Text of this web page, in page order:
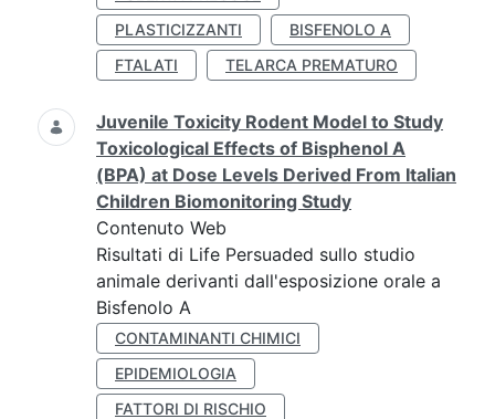
PLASTICIZZANTI
BISFENOLO A
FTALATI
TELARCA PREMATURO
Juvenile Toxicity Rodent Model to Study
Toxicological Effects of Bisphenol A
(BPA) at Dose Levels Derived From Italian
Children Biomonitoring Study
Contenuto Web
Risultati di Life Persuaded sullo studio
animale derivanti dall'esposizione orale a
Bisfenolo A
CONTAMINANTI CHIMICI
EPIDEMIOLOGIA
FATTORI DI RISCHIO